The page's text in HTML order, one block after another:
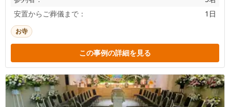
安置からご葬儀まで：
1日
お寺
この事例の詳細を見る